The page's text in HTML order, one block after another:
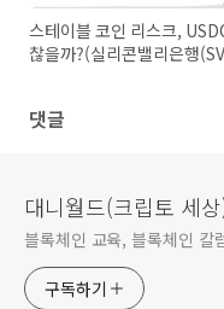
스테이블 코인 리스크,
찮을까?(실리콘밸리은행
댓글
대니월드(크립토 세
블록체인 교육, 블록체인 칼
구독하기